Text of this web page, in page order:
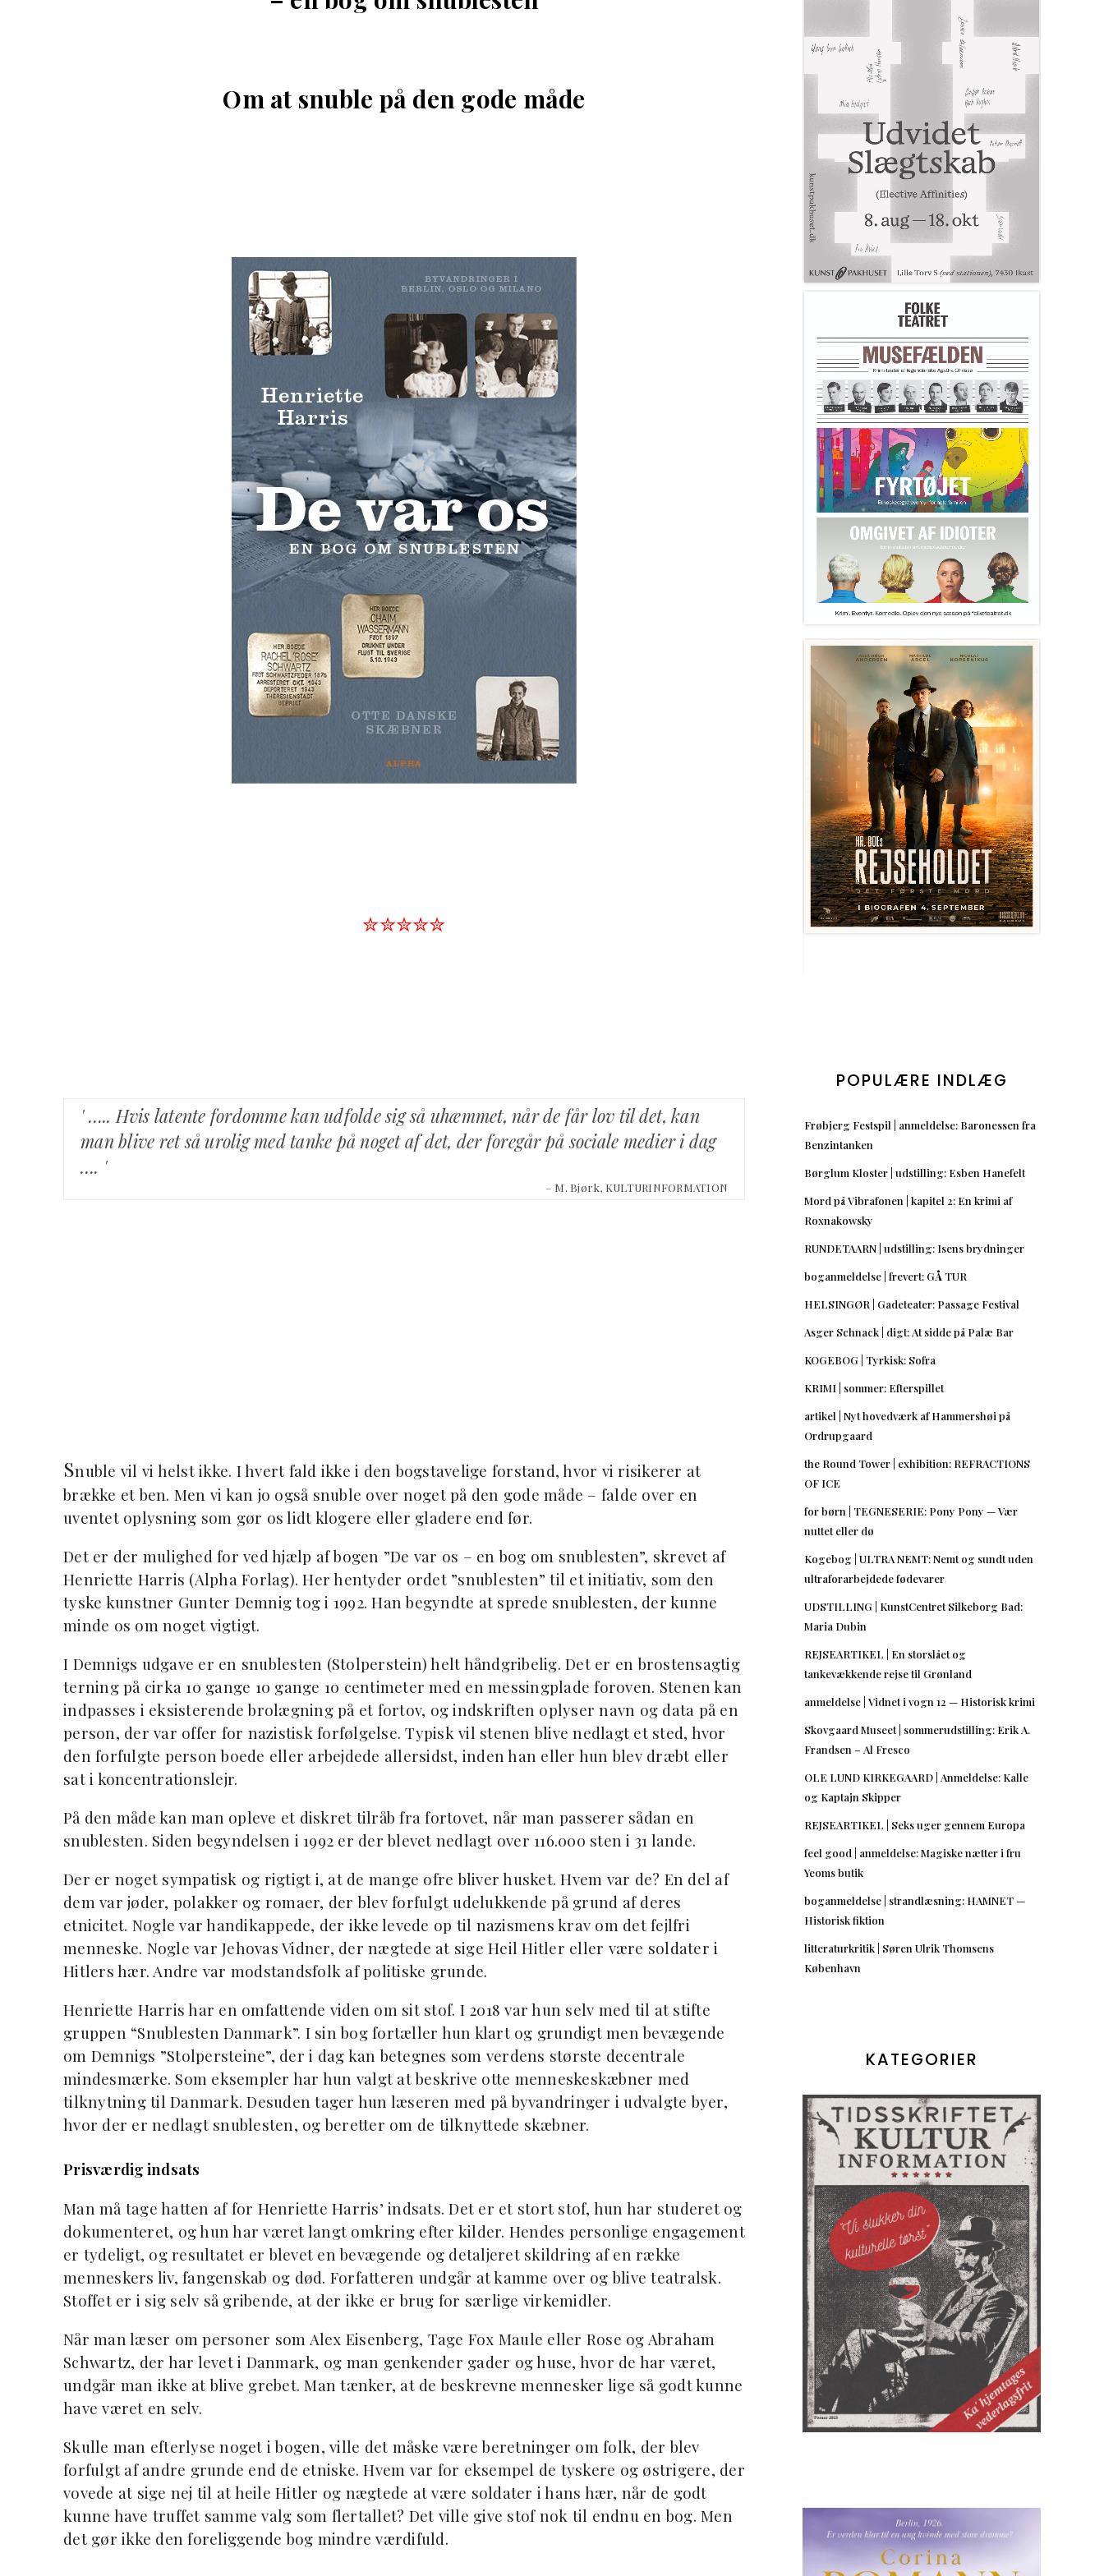
Om at snuble på den gode måde
✮✮✮✮✮
' ….. Hvis latente fordomme kan udfolde sig så uhæmmet, når de får lov til det, kan
man blive ret så urolig med tanke på noget af det, der foregår på sociale medier i dag
…. '
– M. Bjørk, KULTURINFORMATION
Snuble vil vi helst ikke. I hvert fald ikke i den bogstavelige forstand, hvor vi risikerer at
brække et ben. Men vi kan jo også snuble over noget på den gode måde – falde over en
uventet oplysning som gør os lidt klogere eller gladere end før.
Det er der mulighed for ved hjælp af bogen ”De var os – en bog om snublesten”, skrevet af
Henriette Harris (Alpha Forlag). Her hentyder ordet ”snublesten” til et initiativ, som den
tyske kunstner Gunter Demnig tog i 1992. Han begyndte at sprede snublesten, der kunne
minde os om noget vigtigt.
I Demnigs udgave er en snublesten (Stolperstein) helt håndgribelig. Det er en brostensagtig
terning på cirka 10 gange 10 gange 10 centimeter med en messingplade foroven. Stenen kan
indpasses i eksisterende brolægning på et fortov, og indskriften oplyser navn og data på en
person, der var offer for nazistisk forfølgelse. Typisk vil stenen blive nedlagt et sted, hvor
den forfulgte person boede eller arbejdede allersidst, inden han eller hun blev dræbt eller
sat i koncentrationslejr.
På den måde kan man opleve et diskret tilråb fra fortovet, når man passerer sådan en
snublesten. Siden begyndelsen i 1992 er der blevet nedlagt over 116.000 sten i 31 lande.
Der er noget sympatisk og rigtigt i, at de mange ofre bliver husket. Hvem var de? En del af
dem var jøder, polakker og romaer, der blev forfulgt udelukkende på grund af deres
etnicitet. Nogle var handikappede, der ikke levede op til nazismens krav om det fejlfri
menneske. Nogle var Jehovas Vidner, der nægtede at sige Heil Hitler eller være soldater i
Hitlers hær. Andre var modstandsfolk af politiske grunde.
Henriette Harris har en omfattende viden om sit stof. I 2018 var hun selv med til at stifte
gruppen “Snublesten Danmark”. I sin bog fortæller hun klart og grundigt men bevægende
om Demnigs ”Stolpersteine”, der i dag kan betegnes som verdens største decentrale
mindesmærke. Som eksempler har hun valgt at beskrive otte menneskeskæbner med
tilknytning til Danmark. Desuden tager hun læseren med på byvandringer i udvalgte byer,
hvor der er nedlagt snublesten, og beretter om de tilknyttede skæbner.
Prisværdig indsats
Man må tage hatten af for Henriette Harris’ indsats. Det er et stort stof, hun har studeret og
dokumenteret, og hun har været langt omkring efter kilder. Hendes personlige engagement
er tydeligt, og resultatet er blevet en bevægende og detaljeret skildring af en række
menneskers liv, fangenskab og død. Forfatteren undgår at kamme over og blive teatralsk.
Stoffet er i sig selv så gribende, at der ikke er brug for særlige virkemidler.
Når man læser om personer som Alex Eisenberg, Tage Fox Maule eller Rose og Abraham
Schwartz, der har levet i Danmark, og man genkender gader og huse, hvor de har været,
undgår man ikke at blive grebet. Man tænker, at de beskrevne mennesker lige så godt kunne
have været en selv.
Skulle man efterlyse noget i bogen, ville det måske være beretninger om folk, der blev
forfulgt af andre grunde end de etniske. Hvem var for eksempel de tyskere og østrigere, der
vovede at sige nej til at heile Hitler og nægtede at være soldater i hans hær, når de godt
kunne have truffet samme valg som flertallet? Det ville give stof nok til endnu en bog. Men
det gør ikke den foreliggende bog mindre værdifuld.
POPULÆRE INDLÆG
Frøbjerg Festspil | anmeldelse: Baronessen fra
Benzintanken
Børglum Kloster | udstilling: Esben Hanefelt
Mord på Vibrafonen | kapitel 2: En krimi af
Roxnakowsky
RUNDETAARN | udstilling: Isens brydninger
boganmeldelse | frevert: GÅ TUR
HELSINGØR | Gadeteater: Passage Festival
Asger Schnack | digt: At sidde på Palæ Bar
KOGEBOG | Tyrkisk: Sofra
KRIMI | sommer: Efterspillet
artikel | Nyt hovedværk af Hammershøi på
Ordrupgaard
the Round Tower | exhibition: REFRACTIONS
OF ICE
for børn | TEGNESERIE: Pony Pony — Vær
nuttet eller dø
Kogebog | ULTRA NEMT: Nemt og sundt uden
ultraforarbejdede fødevarer
UDSTILLING | KunstCentret Silkeborg Bad:
Maria Dubin
REJSEARTIKEL | En storslået og
tankevækkende rejse til Grønland
anmeldelse | Vidnet i vogn 12 — Historisk krimi
Skovgaard Museet | sommerudstilling: Erik A.
Frandsen – Al Fresco
OLE LUND KIRKEGAARD | Anmeldelse: Kalle
og Kaptajn Skipper
REJSEARTIKEL | Seks uger gennem Europa
feel good | anmeldelse: Magiske nætter i fru
Yeoms butik
boganmeldelse | strandlæsning: HAMNET —
Historisk fiktion
litteraturkritik | Søren Ulrik Thomsens
København
KATEGORIER